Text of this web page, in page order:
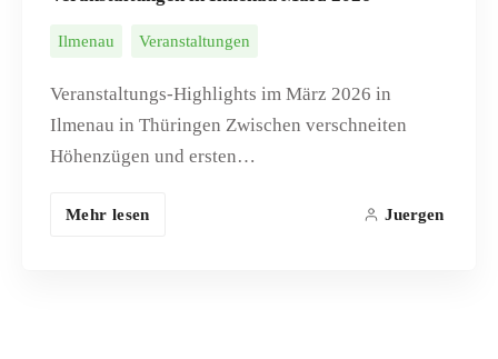
Ilmenau Veranstaltungen
Veranstaltungs-Highlights im März 2026 in
Ilmenau in Thüringen Zwischen verschneiten
Höhenzügen und ersten…
Mehr lesen Juergen